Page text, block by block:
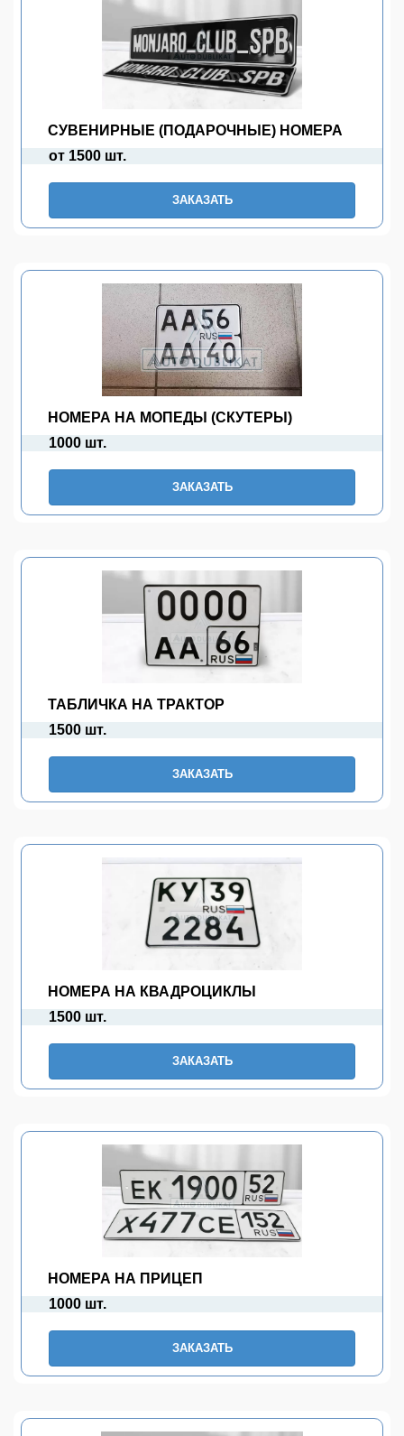
СУВЕНИРНЫЕ (ПОДАРОЧНЫЕ) НОМЕРА
от 1500 шт.
ЗАКАЗАТЬ
НОМЕРА НА МОПЕДЫ (СКУТЕРЫ)
1000 шт.
ЗАКАЗАТЬ
ТАБЛИЧКА НА ТРАКТОР
1500 шт.
ЗАКАЗАТЬ
НОМЕРА НА КВАДРОЦИКЛЫ
1500 шт.
ЗАКАЗАТЬ
НОМЕРА НА ПРИЦЕП
1000 шт.
ЗАКАЗАТЬ